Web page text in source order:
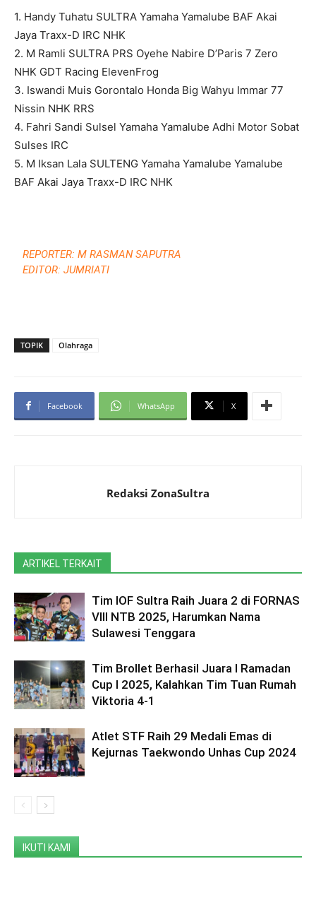
1. Handy Tuhatu SULTRA Yamaha Yamalube BAF Akai
Jaya Traxx-D IRC NHK
2. M Ramli SULTRA PRS Oyehe Nabire D’Paris 7 Zero
NHK GDT Racing ElevenFrog
3. Iswandi Muis Gorontalo Honda Big Wahyu Immar 77
Nissin NHK RRS
4. Fahri Sandi Sulsel Yamaha Yamalube Adhi Motor Sobat
Sulses IRC
5. M Iksan Lala SULTENG Yamaha Yamalube Yamalube
BAF Akai Jaya Traxx-D IRC NHK
REPORTER: M RASMAN SAPUTRA
EDITOR: JUMRIATI
TOPIK Olahraga
Facebook WhatsApp X
Redaksi ZonaSultra
ARTIKEL TERKAIT
Tim IOF Sultra Raih Juara 2 di FORNAS
VIII NTB 2025, Harumkan Nama
Sulawesi Tenggara
Tim Brollet Berhasil Juara I Ramadan
Cup I 2025, Kalahkan Tim Tuan Rumah
Viktoria 4-1
Atlet STF Raih 29 Medali Emas di
Kejurnas Taekwondo Unhas Cup 2024
IKUTI KAMI